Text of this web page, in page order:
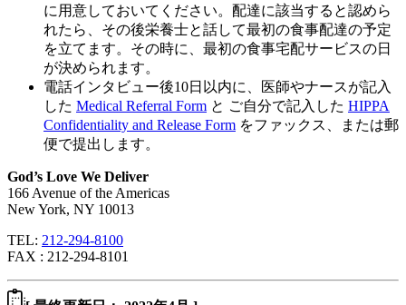
に用意しておいてください。配達に該当すると認めら
れたら、その後栄養士と話して最初の食事配達の予定
を立てます。その時に、最初の食事宅配サービスの日
が決められます。
電話インタビュー後10日以内に、医師やナースが記入
した Medical Referral Form と ご自分で記入した HIPPA
Confidentiality and Release Form をファックス、または郵
便で提出します。
God’s Love We Deliver
166 Avenue of the Americas
New York, NY 10013
TEL: 212-294-8100
FAX : 212-294-8101